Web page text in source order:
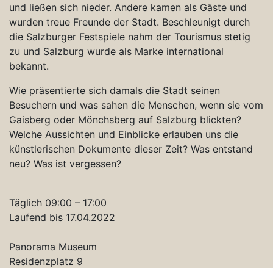
und ließen sich nieder. Andere kamen als Gäste und
wurden treue Freunde der Stadt. Beschleunigt durch
die Salzburger Festspiele nahm der Tourismus stetig
zu und Salzburg wurde als Marke international
bekannt.
Wie präsentierte sich damals die Stadt seinen
Besuchern und was sahen die Menschen, wenn sie vom
Gaisberg oder Mönchsberg auf Salzburg blickten?
Welche Aussichten und Einblicke erlauben uns die
künstlerischen Dokumente dieser Zeit? Was entstand
neu? Was ist vergessen?
Täglich 09:00 – 17:00
Laufend bis 17.04.2022
Panorama Museum
Residenzplatz 9